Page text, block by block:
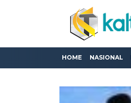
HOME NASIONAL